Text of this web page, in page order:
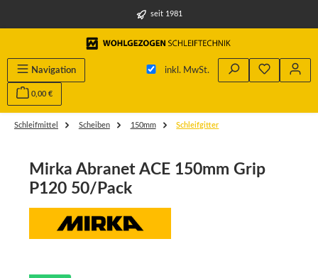
seit 1981
Navigation inkl. MwSt. Du hast 0
0,00 €
Schleifmittel Scheiben 150mm Schleifgitter
Mirka Abranet ACE 150mm Grip
P120 50/Pack
Bildergalerie überspringen